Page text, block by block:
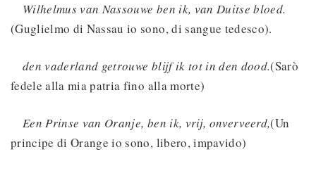
Wilhelmus van Nassouwe ben ik, van Duitse bloed.
(Guglielmo di Nassau io sono, di sangue tedesco).
den vaderland getrouwe blijf ik tot in den dood.(Sarò
fedele alla mia patria fino alla morte)
Een Prinse van Oranje, ben ik, vrij, onverveerd,(Un
principe di Orange io sono, libero, impavido)